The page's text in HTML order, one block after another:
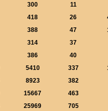
300
11
418 26
388 47
314
37
386
40
5410 337
8923
382
15667
463
25969 705